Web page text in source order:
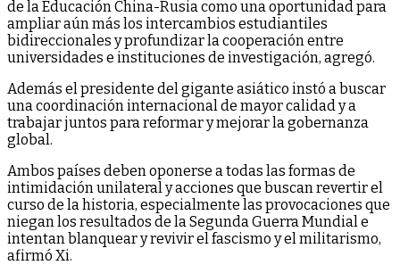
de la Educación China-Rusia como una oportunidad para
ampliar aún más los intercambios estudiantiles
bidireccionales y profundizar la cooperación entre
universidades e instituciones de investigación, agregó.
Además el presidente del gigante asiático instó a buscar
una coordinación internacional de mayor calidad y a
trabajar juntos para reformar y mejorar la gobernanza
global.
Ambos países deben oponerse a todas las formas de
intimidación unilateral y acciones que buscan revertir el
curso de la historia, especialmente las provocaciones que
niegan los resultados de la Segunda Guerra Mundial e
intentan blanquear y revivir el fascismo y el militarismo,
afirmó Xi.